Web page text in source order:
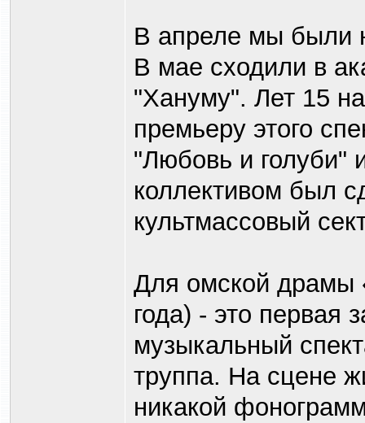
В апреле мы были
В мае сходили в
"Хануму". Лет 15
премьеру этого
"Любовь и голуби"
коллективом был
культмассовый
Для омской драмы
года) - это первая
музыкальный
труппа. На сцене
никакой